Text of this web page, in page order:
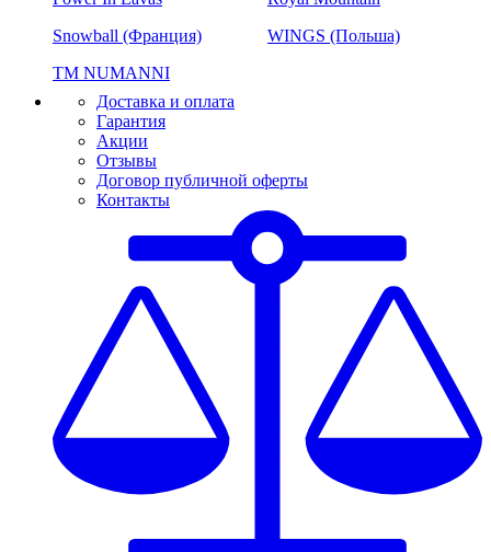
Snowball (Франция)
WINGS (Польша)
ТМ NUMANNI
Доставка и оплата
Гарантия
Акции
Отзывы
Договор публичной оферты
Контакты